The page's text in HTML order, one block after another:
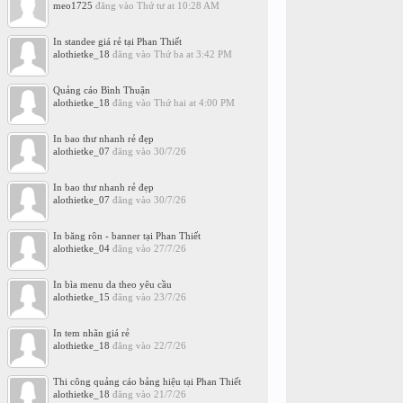
meo1725 đăng vào Thứ tư at 10:28 AM
In standee giá rẻ tại Phan Thiết
alothietke_18 đăng vào Thứ ba at 3:42 PM
Quảng cáo Bình Thuận
alothietke_18 đăng vào Thứ hai at 4:00 PM
In bao thư nhanh rẻ đẹp
alothietke_07 đăng vào 30/7/26
In bao thư nhanh rẻ đẹp
alothietke_07 đăng vào 30/7/26
In băng rôn - banner tại Phan Thiết
alothietke_04đăng vào 27/7/26
In bìa menu da theo yêu cầu
alothietke_15 đăng vào 23/7/26
In tem nhãn giá rẻ
alothietke_18 đăng vào 22/7/26
Thi công quảng cáo bảng hiệu tại Phan Thiết
alothietke_18 đăng vào 21/7/26